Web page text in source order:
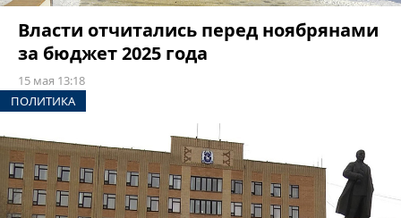
Власти отчитались перед ноябрянами
за бюджет 2025 года
15 мая 13:18
ПОЛИТИКА